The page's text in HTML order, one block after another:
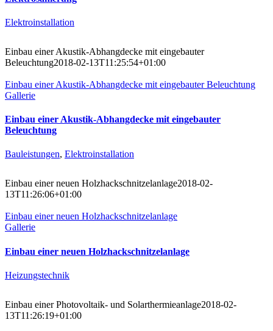
Elektroinstallation
Einbau einer Akustik-Abhangdecke mit eingebauter
Beleuchtung2018-02-13T11:25:54+01:00
Einbau einer Akustik-Abhangdecke mit eingebauter Beleuchtung
Gallerie
Einbau einer Akustik-Abhangdecke mit eingebauter
Beleuchtung
Bauleistungen, Elektroinstallation
Einbau einer neuen Holzhackschnitzelanlage2018-02-
13T11:26:06+01:00
Einbau einer neuen Holzhackschnitzelanlage
Gallerie
Einbau einer neuen Holzhackschnitzelanlage
Heizungstechnik
Einbau einer Photovoltaik- und Solarthermieanlage2018-02-
13T11:26:19+01:00